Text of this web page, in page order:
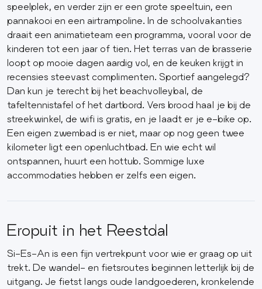
speelplek, en verder zijn er een grote speeltuin, een
pannakooi en een airtrampoline. In de schoolvakanties
draait een animatieteam een programma, vooral voor de
kinderen tot een jaar of tien. Het terras van de brasserie
loopt op mooie dagen aardig vol, en de keuken krijgt in
recensies steevast complimenten. Sportief aangelegd?
Dan kun je terecht bij het beachvolleybal, de
tafeltennistafel of het dartbord. Vers brood haal je bij de
streekwinkel, de wifi is gratis, en je laadt er je e-bike op.
Een eigen zwembad is er niet, maar op nog geen twee
kilometer ligt een openluchtbad. En wie echt wil
ontspannen, huurt een hottub. Sommige luxe
accommodaties hebben er zelfs een eigen.
Eropuit in het Reestdal
Si-Es-An is een fijn vertrekpunt voor wie er graag op uit
trekt. De wandel- en fietsroutes beginnen letterlijk bij de
uitgang. Je fietst langs oude landgoederen, kronkelende